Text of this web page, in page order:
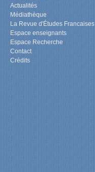
Actualités
Médiathèque
La Revue d'Études Francaises
Espace enseignants
Espace Recherche
Contact
Crédits